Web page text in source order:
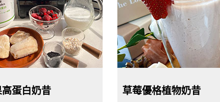
蛋白奶昔 草莓優格植物奶昔